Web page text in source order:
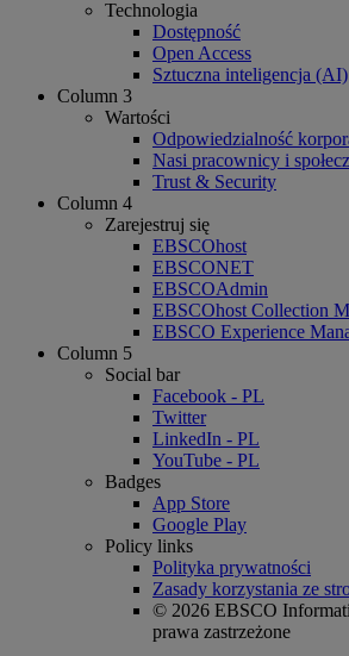
Technologia
Dostępność
Open Access
Sztuczna inteligencja (AI)
Column 3
Wartości
Odpowiedzialność
Nasi pracownicy i
Trust & Security
Column 4
Zarejestruj się
EBSCOhost
EBSCONET
EBSCOAdmin
EBSCOhost Collection
EBSCO Experience
Column 5
Social bar
Facebook - PL
Twitter
LinkedIn - PL
YouTube - PL
Badges
App Store
Google Play
Policy links
Polityka prywatności
Zasady korzystania ze
© 2026 EBSCO
prawa zastrzeżone